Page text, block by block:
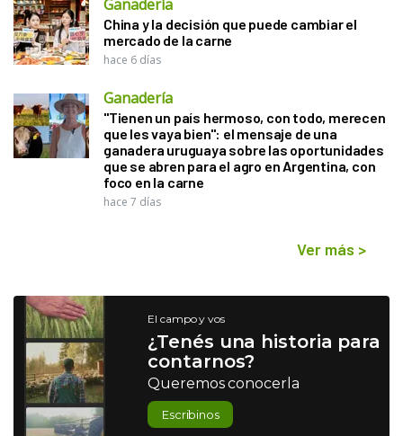
Ganadería
China y la decisión que puede cambiar el
mercado de la carne
hace 6 días
Ganadería
"Tienen un país hermoso, con todo, merecen
que les vaya bien": el mensaje de una
ganadera uruguaya sobre las oportunidades
que se abren para el agro en Argentina, con
foco en la carne
hace 7 días
Ver más >
El campo y vos
¿Tenés una historia para
contarnos?
Queremos conocerla
Escribinos